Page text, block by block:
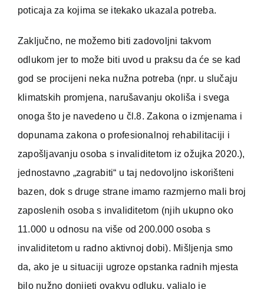
poticaja za kojima se itekako ukazala potreba.
Zaključno, ne možemo biti zadovoljni takvom
odlukom jer to može biti uvod u praksu da će se kad
god se procijeni neka nužna potreba (npr. u slučaju
klimatskih promjena, narušavanju okoliša i svega
onoga što je navedeno u čl.8. Zakona o izmjenama i
dopunama zakona o profesionalnoj rehabilitaciji i
zapošljavanju osoba s invaliditetom iz ožujka 2020.),
jednostavno „zagrabiti“ u taj nedovoljno iskorišteni
bazen, dok s druge strane imamo razmjerno mali broj
zaposlenih osoba s invaliditetom (njih ukupno oko
11.000 u odnosu na više od 200.000 osoba s
invaliditetom u radno aktivnoj dobi). Mišljenja smo
da, ako je u situaciji ugroze opstanka radnih mjesta
bilo nužno donijeti ovakvu odluku, valjalo je